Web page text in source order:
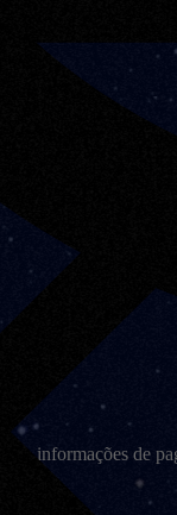
informações de